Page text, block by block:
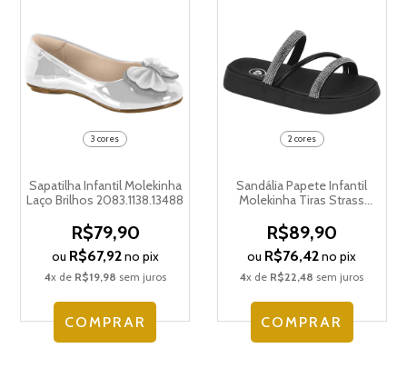
3 cores
Sapatilha Infantil Molekinha
Laço Brilhos 2083.1138.13488
R$79,90
ou R$67,92no pix
4x de R$19,98 sem juros
COMPRAR
2 cores
Sandália Papete Infantil
Molekinha Tiras Strass
R$89,90
ou R$76,42no pix
4x de R$22,48 sem juros
COMPRAR